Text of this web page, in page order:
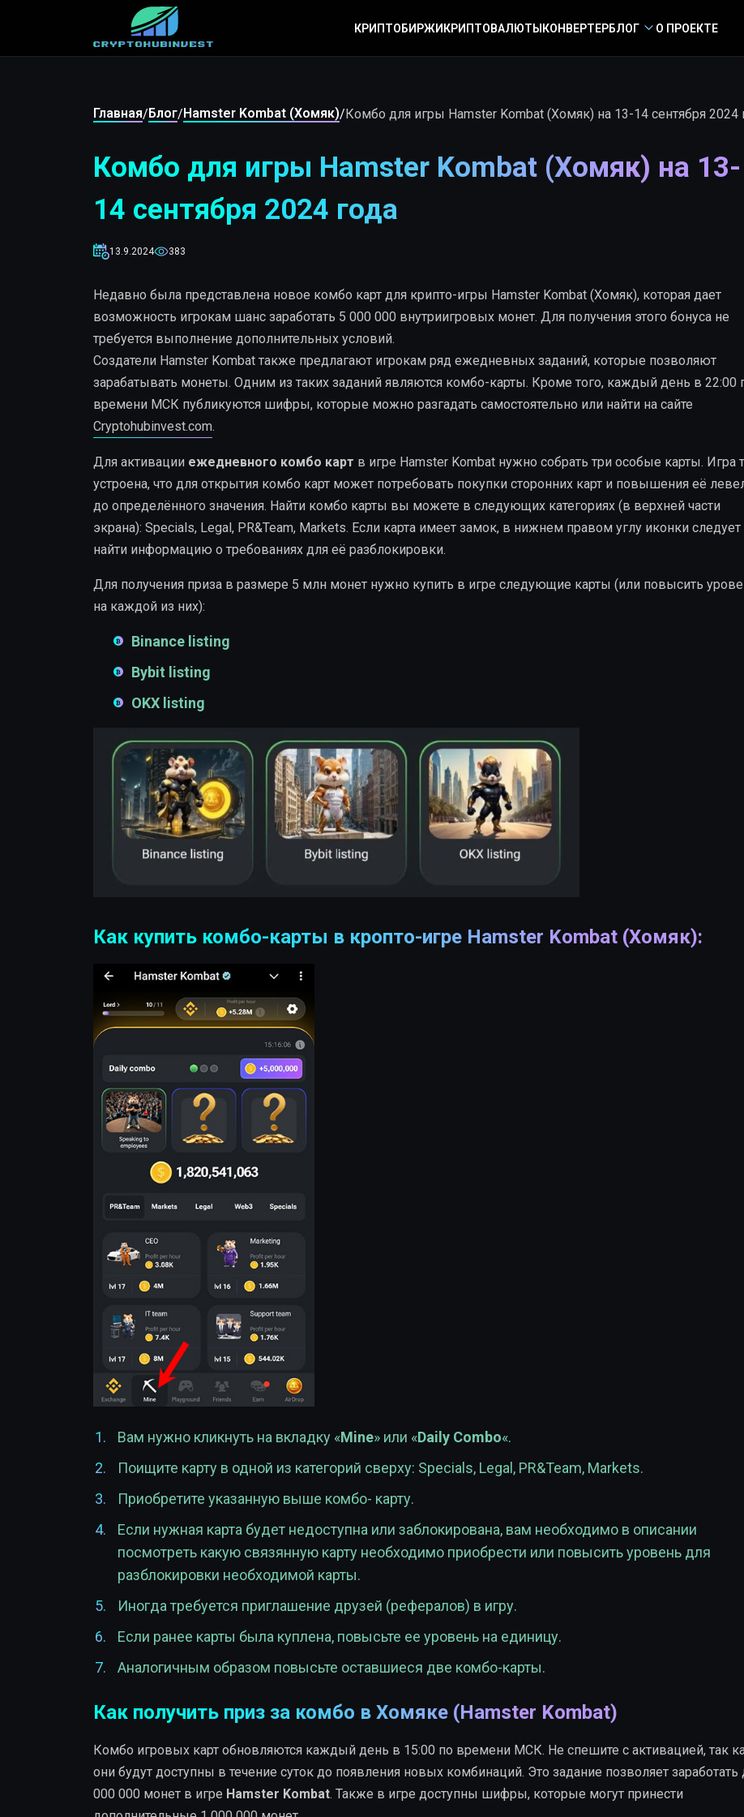
КРИПТОБИРЖИ КРИПТОВАЛЮТЫ КОНВЕРТЕРБЛОГ О ПРОЕКТЕ
Главная/Блог/Hamster Kombat (Хомяк)/Комбо для игры Hamster Kombat (Хомяк) на 13-14 сентября 2024
Комбо для игры Hamster Kombat (Хомяк) на 13-
14 сентября 2024 года
13.9.2024 383
Недавно была представлена новое комбо карт для крипто-игры Hamster Kombat (Хомяк), которая дает
возможность игрокам шанс заработать 5 000 000 внутриигровых монет. Для получения этого бонуса не
требуется выполнение дополнительных условий.
Создатели Hamster Kombat также предлагают игрокам ряд ежедневных заданий, которые позволяют
зарабатывать монеты. Одним из таких заданий являются комбо-карты. Кроме того, каждый день в 22:00
времени МСК публикуются шифры, которые можно разгадать самостоятельно или найти на сайте
Cryptohubinvest.com.
Для активации ежедневного комбо карт в игре Hamster Kombat нужно собрать три особые карты. Игра
устроена, что для открытия комбо карт может потребовать покупки сторонних карт и повышения её
до определённого значения. Найти комбо карты вы можете в следующих категориях (в верхней части
экрана): Specials, Legal, PR&Team, Markets. Если карта имеет замок, в нижнем правом углу иконки следует
найти информацию о требованиях для её разблокировки.
Для получения приза в размере 5 млн монет нужно купить в игре следующие карты (или повысить
на каждой из них):
Binance listing
Bybit listing
OKX listing
Как купить комбо-карты в кропто-игре Hamster Kombat (Хомяк):
Вам нужно кликнуть на вкладку «Mine» или «Daily Combo«.
Поищите карту в одной из категорий сверху: Specials, Legal, PR&Team, Markets.
Приобретите указанную выше комбо- карту.
Если нужная карта будет недоступна или заблокирована, вам необходимо в описании
посмотреть какую связянную карту необходимо приобрести или повысить уровень для
разблокировки необходимой карты.
Иногда требуется приглашение друзей (рефералов) в игру.
Если ранее карты была куплена, повысьте ее уровень на единицу.
Аналогичным образом повысьте оставшиеся две комбо-карты.
Как получить приз за комбо в Хомяке (Hamster Kombat)
Комбо игровых карт обновляются каждый день в 15:00 по времени МСК. Не спешите с активацией, так
они будут доступны в течение суток до появления новых комбинаций. Это задание позволяет заработать
000 000 монет в игре Hamster Kombat. Также в игре доступны шифры, которые могут принести